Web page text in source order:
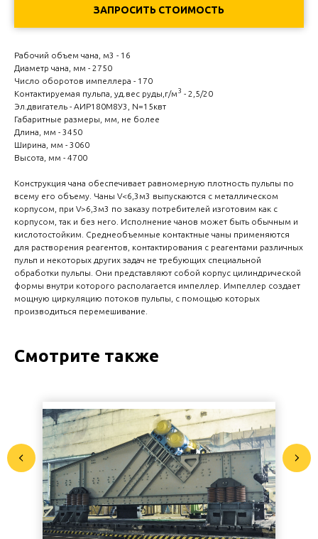
ЗАПРОСИТЬ СТОИМОСТЬ
Рабочий объем чана, м3 - 16
Диаметр чана, мм - 2750
Число оборотов импеллера - 170
Контактируемая пульпа, уд.вес руды,г/м3 - 2,5/20
Эл.двигатель - АИР180M8У3, N=15квт
Габаритные размеры, мм, не более
Длина, мм - 3450
Ширина, мм - 3060
Высота, мм - 4700
Конструкция чана обеспечивает равномерную плотность пульпы по
всему его объему. Чаны V<6,3м3 выпускаются с металлическом
корпусом, при V>6,3м3 по заказу потребителей изготовим как с
корпусом, так и без него. Исполнение чанов может быть обычным и
кислотостойким. Среднеобъемные контактные чаны применяются
для растворения реагентов, контактирования с реагентами различных
пульп и некоторых других задач не требующих специальной
обработки пульпы. Они представляют собой корпус цилиндрической
формы внутри которого располагается импеллер. Импеллер создает
мощную циркуляцию потоков пульпы, с помощью которых
производиться перемешивание.
Смотрите также